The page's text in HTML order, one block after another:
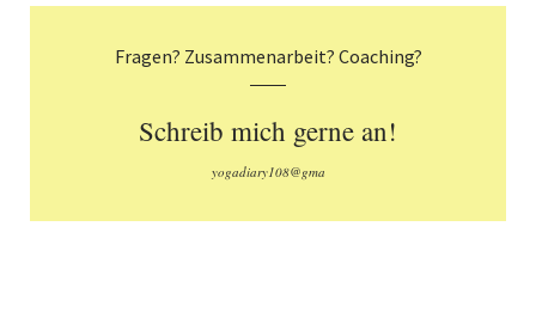
Fragen? Zusammenarbeit? Coaching?
Schreib mich gerne an!
yogadiary108@gma